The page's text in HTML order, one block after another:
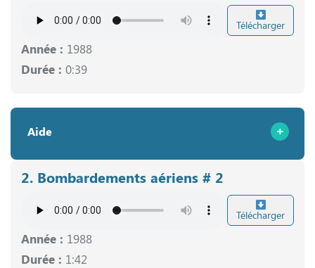
Télécharger
Année : 1988
Durée : 0:39
Aide
2. Bombardements aériens # 2
Télécharger
Année : 1988
Durée : 1:42